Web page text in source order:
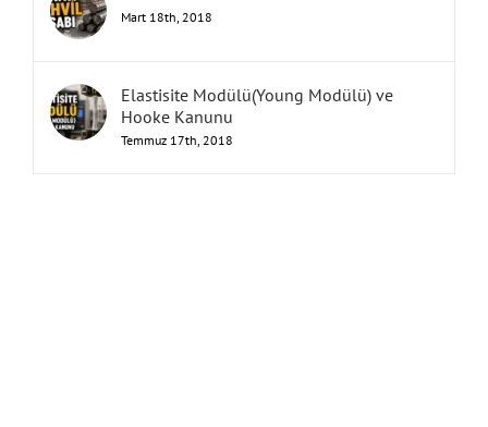
Mart 18th, 2018
Elastisite Modülü(Young Modülü) ve
Hooke Kanunu
Temmuz 17th, 2018